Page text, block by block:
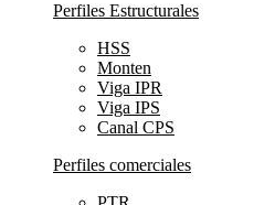
Perfiles Estructurales
HSS
Monten
Viga IPR
Viga IPS
Canal CPS
Perfiles comerciales